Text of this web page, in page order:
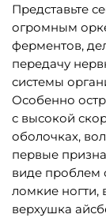
Представьте
огромным
ферментов,
передачу
системы
Особенно
с высокой
оболочках,
первые
виде проблем
ломкие
верхушка